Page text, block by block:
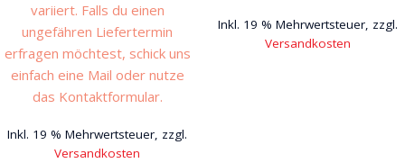
variiert. Falls du einen
ungefähren Liefertermin
erfragen möchtest, schick uns
einfach eine Mail oder nutze
das Kontaktformular.
Inkl. 19 % Mehrwertsteuer, zzgl.
Versandkosten
Inkl. 19 % Mehrwertsteuer, zzgl.
Versandkosten